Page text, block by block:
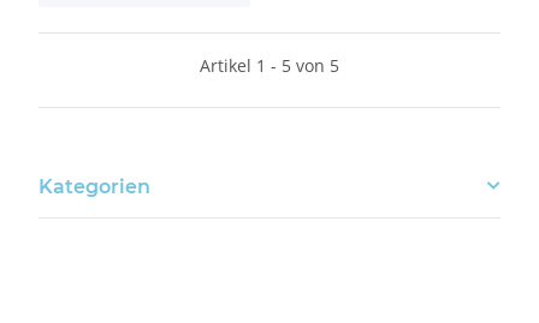
Artikel 1 - 5 von 5
Kategorien